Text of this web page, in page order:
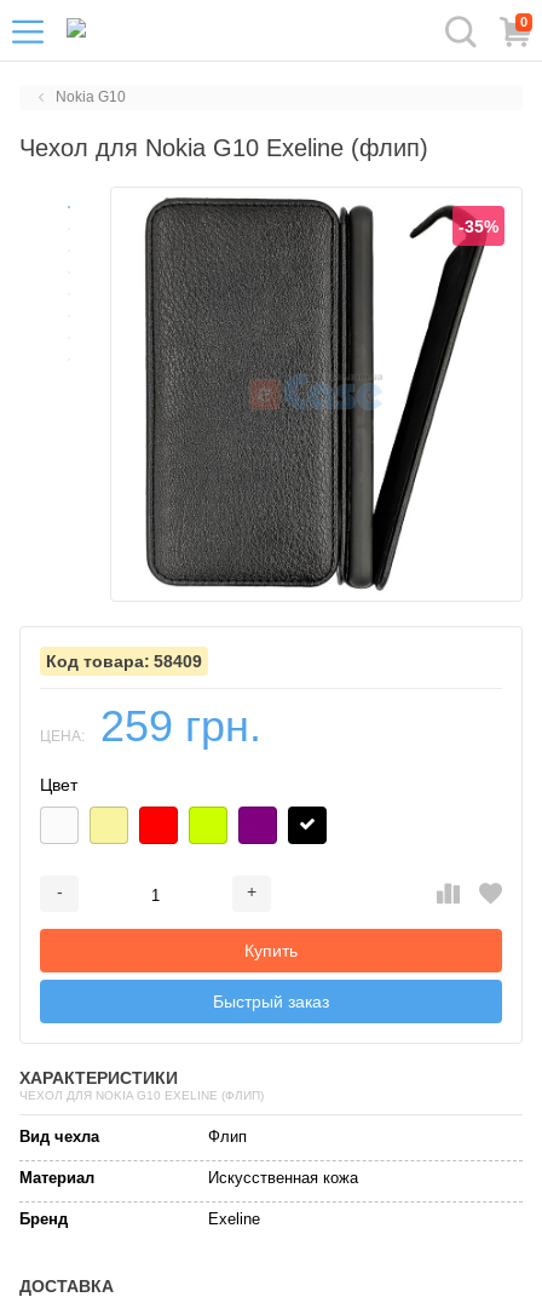
0
Nokia G10
Чехол для Nokia G10 Exeline (флип)
-35%
58409
ЦЕНА: 259 грн.
Цвет
- +
Купить
Быстрый заказ
ХАРАКТЕРИСТИКИ
ЧЕХОЛ ДЛЯ NOKIA G10 EXELINE (ФЛИП)
Вид чехла Флип
Материал Искусственная кожа
Бренд Exeline
ДОСТАВКА